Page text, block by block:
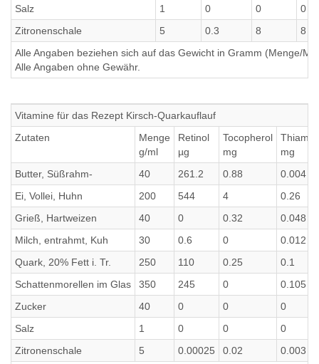
Salz
1 0 0
0
Zitronenschale
5 0.3 8
8
Alle Angaben beziehen sich auf das Gewicht in Gramm (Menge/
Alle Angaben ohne Gewähr.
Vitamine für das Rezept Kirsch-Quarkauflauf
Zutaten
Menge
g/ml
Retinol
µg
Tocopherol
mg
Thiamin
mg
Butter, Süßrahm-
40 261.2 0.88
0.004
Ei, Vollei, Huhn
200 544 4
0.26
Grieß, Hartweizen
40 0 0.32
0.048
Milch, entrahmt, Kuh
30 0.6 0
0.012
Quark, 20% Fett i. Tr.
250 110 0.25
0.1
Schattenmorellen im Glas
350 245 0
0.105
Zucker
40 0 0
0
Salz
1 0 0
0
Zitronenschale
5 0.00025 0.02
0.003